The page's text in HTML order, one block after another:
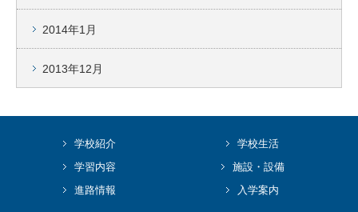
2014年1月
2013年12月
学校紹介
学校生活
学習内容
施設・設備
進路情報
入学案内